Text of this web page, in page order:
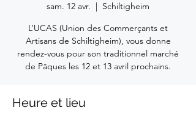
sam. 12 avr.
  |
Schiltigheim
L’UCAS (Union des Commerçants et
Artisans de Schiltigheim), vous donne
rendez-vous pour son traditionnel marché
de Pâques les 12 et 13 avril prochains.
Heure et lieu